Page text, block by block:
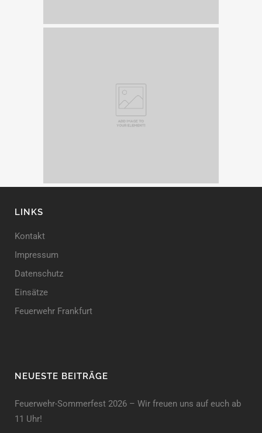
LINKS
Kontakt
Impressum
Datenschutz
Einsätze
Feuerwehr Frankfurt
NEUESTE BEITRÄGE
Feuerwehr-Sommerfest 2026 – Wir freuen uns auf euch ab
11 Uhr!